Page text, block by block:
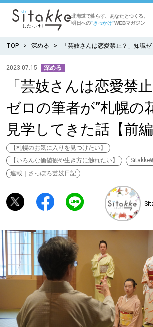
北海道で暮らす、あなたとつくる、
明日への”きっかけ”WEBマガジン
CATEGORY カテゴリー
食べる
出かける
暮らす
みがく
深める
ゆるむ
SitakkeTV
TOP 深める 「芸妓さんは恋愛禁止？」知識
2023.07.15 深める
「芸妓さんは恋愛禁
ゼロの筆者が”札幌の
見学してきた話【前編
【札幌のお気に入りを見つけたい】
【いろんな価値観や生き方に触れたい】
Sitakke
連載｜さっぽろ芸妓日記